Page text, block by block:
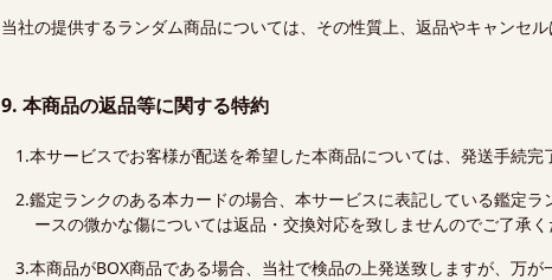
当社の提供するランダム商品については、その性質上、返品やキャンセル
9. 本商品の返品等に関する特約
本サービスでお客様が配送を希望した本商品については、発送手続完
鑑定ランクのある本カードの場合、本サービスに表記している鑑定
ースの微かな傷については返品・交換対応を致しませんのでご了承く
本商品がBOX商品である場合、当社で検品の上発送致しますが、万